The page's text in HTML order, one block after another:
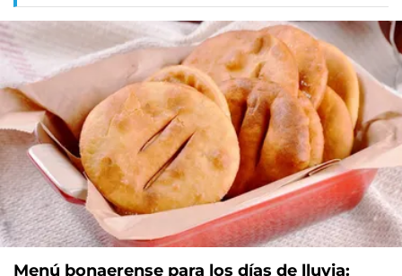
Menú bonaerense para los días de lluvia: